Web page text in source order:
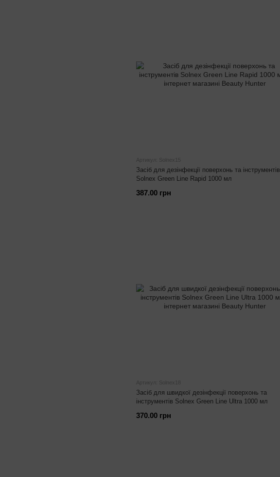
Артикул: Solnex15
Засіб для дезінфекції поверхонь та інструментів
Solnex Green Line Rapid 1000 мл
387.00 грн
Артикул: Solnex18
Засіб для швидкої дезінфекції поверхонь та
інструментів Solnex Green Line Ultra 1000 мл
370.00 грн